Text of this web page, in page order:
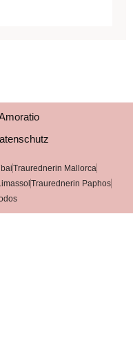
Traurednerin Mallorca
Traurednerin Paphos